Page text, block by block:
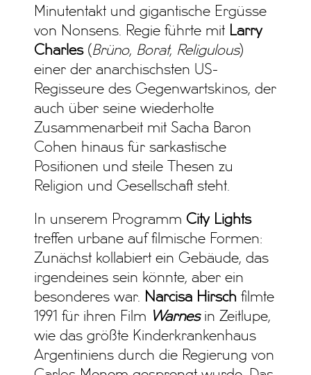
Minutentakt und gigantische Ergüsse
von Nonsens. Regie führte mit Larry
Charles( Brüno, Borat, Religulous)
einer der anarchischsten US-
Regisseure des Gegenwartskinos, der
auch über seine wiederholte
Zusammenarbeit mit Sacha Baron
Cohen hinaus für sarkastische
Positionen und steile Thesen zu
Religion und Gesellschaft steht.
In unserem Programm City Lights
treffen urbane auf filmische Formen:
Zunächst kollabiert ein Gebäude, das
irgendeines sein könnte, aber ein
besonderes war. Narcisa Hirsch filmte
1991 für ihren Film Warnesin Zeitlupe,
wie das größte Kinderkrankenhaus
Argentiniens durch die Regierung von